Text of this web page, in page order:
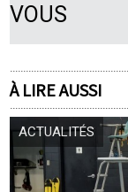
VOUS
À LIRE AUSSI
ACTUALITÉS